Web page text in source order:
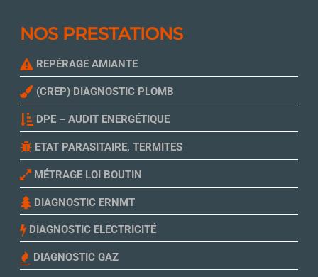
NOS PRESTATIONS
REPÉRAGE AMIANTE
(CREP) DIAGNOSTIC PLOMB
DPE – AUDIT ENERGÉTIQUE
ETAT PARASITAIRE, TERMITES
MÉTRAGE LOI BOUTIN
DIAGNOSTIC ERNMT
DIAGNOSTIC ELECTRICITÉ
DIAGNOSTIC GAZ